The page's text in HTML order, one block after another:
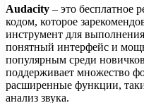
Audacity – это бесплатное
кодом, которое
инструмент для
понятный интерфейс и
популярным среди
поддерживает множество
расширенные функции,
анализ звука.